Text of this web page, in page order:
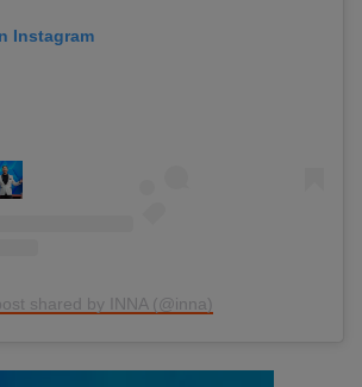
Instagram
shared by INNA (@inna)